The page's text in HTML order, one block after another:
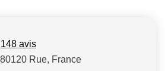
148 avis
Rue, France